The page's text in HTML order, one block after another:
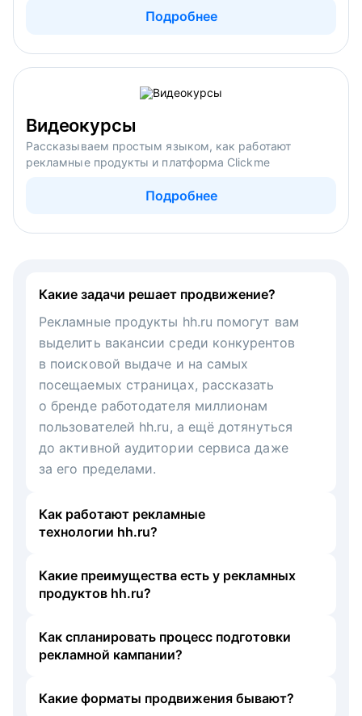
Подробнее
Видеокурсы
Рассказываем простым языком, как работают
рекламные продукты и платформа Clickme
Подробнее
Какие задачи решает продвижение?
Рекламные продукты hh.ru помогут вам
выделить вакансии среди конкурентов
в поисковой выдаче и на самых
посещаемых страницах, рассказать
о бренде работодателя миллионам
пользователей hh.ru, а ещё дотянуться
до активной аудитории сервиса даже
за его пределами.
Как работают рекламные
технологии hh.ru?
Какие преимущества есть у рекламных
продуктов hh.ru?
Как спланировать процесс подготовки
рекламной кампании?
Какие форматы продвижения бывают?